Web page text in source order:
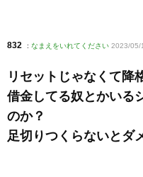
832 : なまえをいれてください 2023/05/
リセットじゃなくて降
借金してる奴とかいる
のか？
足切りつくらないとダ